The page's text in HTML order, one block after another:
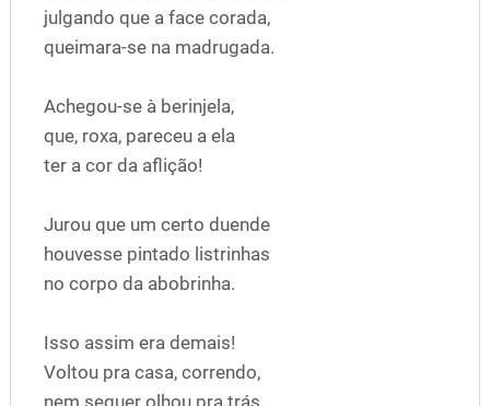
julgando que a face corada,
queimara-se na madrugada.
Achegou-se à berinjela,
que, roxa, pareceu a ela
ter a cor da aflição!
Jurou que um certo duende
houvesse pintado listrinhas
no corpo da abobrinha.
Isso assim era demais!
Voltou pra casa, correndo,
nem sequer olhou pra trás.